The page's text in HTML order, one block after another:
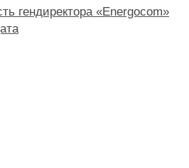
гендиректора «Energocom»